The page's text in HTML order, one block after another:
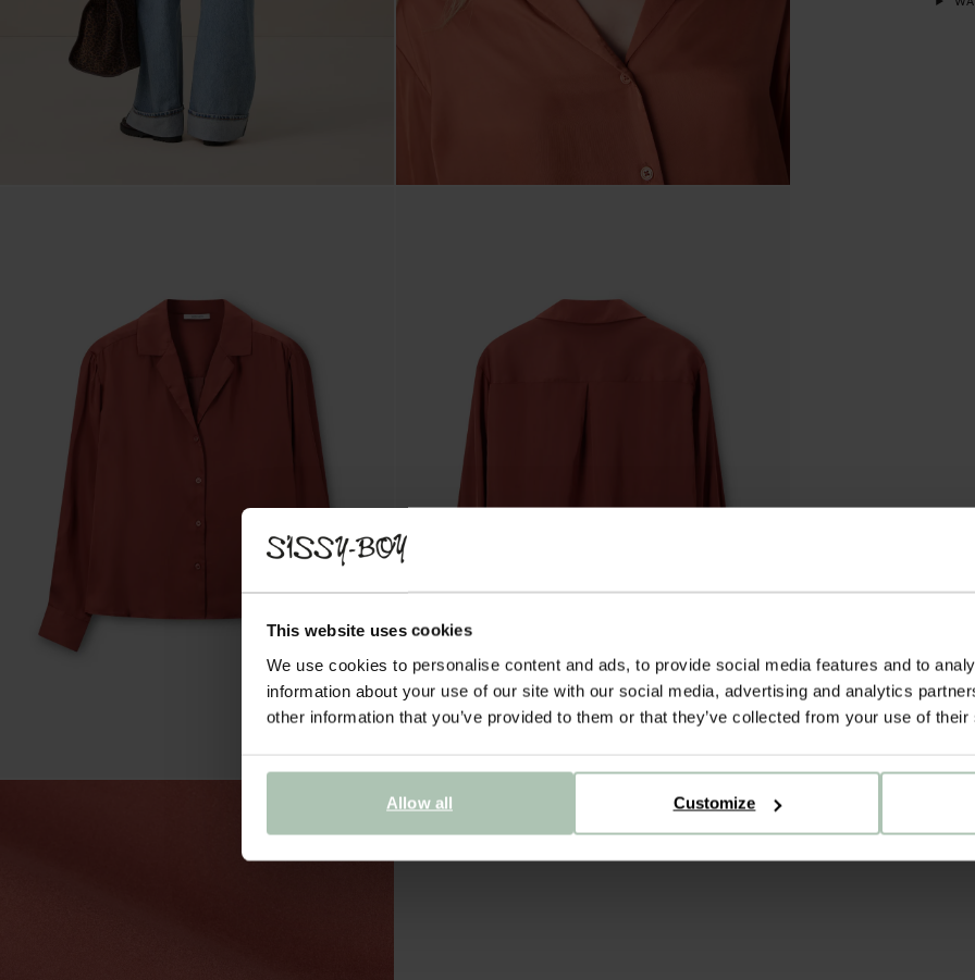
This website uses cookies
We use cookies to personalise content and ads, to provide social media features and to
information about your use of our site with our social media, advertising and analytics
other information that you’ve provided to them or that they’ve collected from your use of
Customize
Allow all